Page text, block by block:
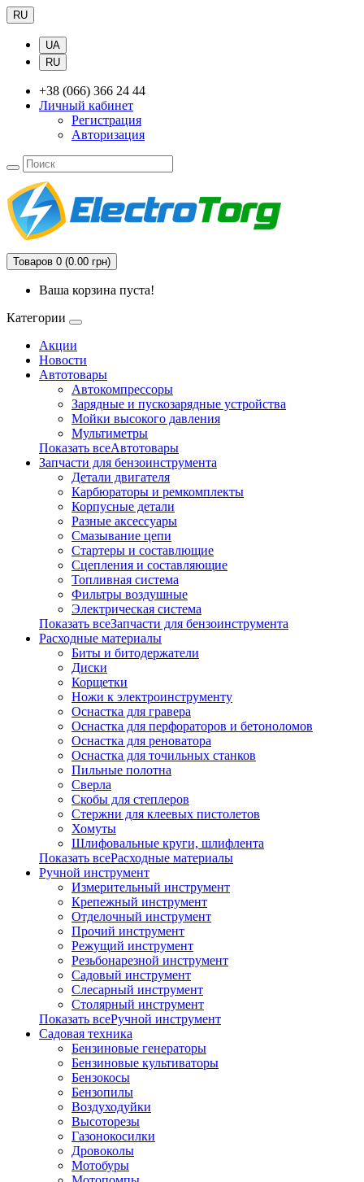
RU
UA
RU
+38 (066) 366 24 44
Личный кабинет
Регистрация
Авторизация
Товаров 0 (0.00 грн)
Ваша корзина пуста!
Категории
Акции
Новости
Автотовары
Автокомпрессоры
Зарядные и пускозарядные устройства
Мойки высокого давления
Мультиметры
Показать всеАвтотовары
Запчасти для бензоинструмента
Детали двигателя
Карбюраторы и ремкомплекты
Корпусные детали
Разные аксессуары
Смазывание цепи
Стартеры и составлющие
Сцепления и составляющие
Топливная система
Фильтры воздушные
Электрическая система
Показать всеЗапчасти для бензоинструмента
Расходные материалы
Биты и битодержатели
Диски
Корщетки
Ножи к электроинструменту
Оснастка для гравера
Оснастка для перфораторов и бетоноломов
Оснастка для реноватора
Оснастка для точильных станков
Пильные полотна
Сверла
Скобы для степлеров
Стержни для клеевых пистолетов
Хомуты
Шлифовальные круги, шлифлента
Показать всеРасходные материалы
Ручной инструмент
Измерительный инструмент
Крепежный инструмент
Отделочный инструмент
Прочий инструмент
Режущий инструмент
Резьбонарезной инструмент
Садовый инструмент
Слесарный инструмент
Столярный инструмент
Показать всеРучной инструмент
Садовая техника
Бензиновые генераторы
Бензиновые культиваторы
Бензокосы
Бензопилы
Воздуходуйки
Высоторезы
Газонокосилки
Дровоколы
Мотобуры